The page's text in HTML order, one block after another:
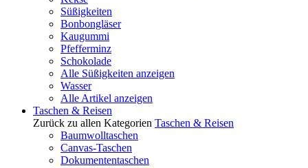
Süßigkeiten
Bonbongläser
Kaugummi
Pfefferminz
Schokolade
Alle Süßigkeiten anzeigen
Wasser
Alle Artikel anzeigen
Taschen & Reisen
Zurück zu allen Kategorien Taschen & Reisen
Baumwolltaschen
Canvas-Taschen
Dokumententaschen